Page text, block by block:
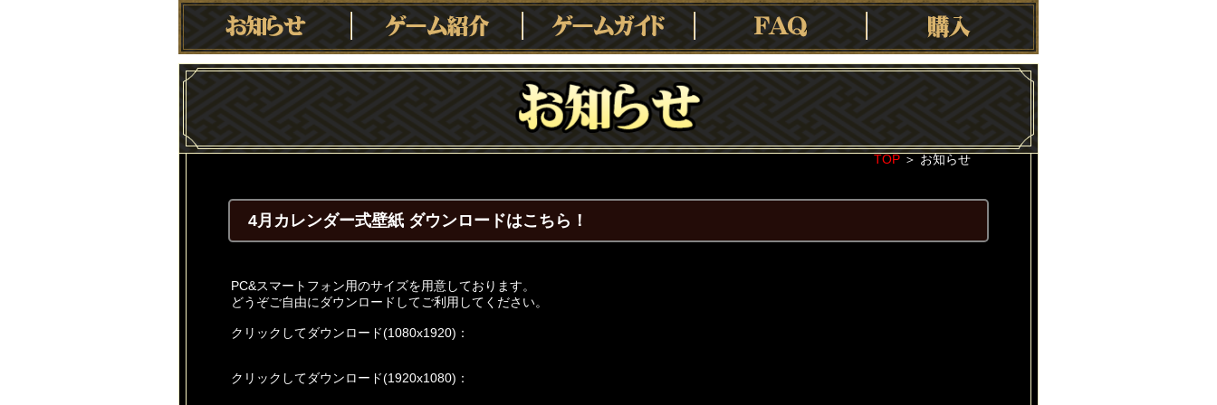
TOP ＞ お知らせ
4月カレンダー式壁紙 ダウンロードはこちら！
PC&スマートフォン用のサイズを用意しております。
どうぞご自由にダウンロードしてご利用してください。
クリックしてダウンロード(1080x1920)：
クリックしてダウンロード(1920x1080)：